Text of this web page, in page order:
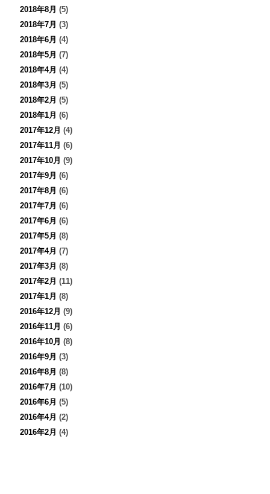
2018年8月 (5)
2018年7月 (3)
2018年6月 (4)
2018年5月 (7)
2018年4月 (4)
2018年3月 (5)
2018年2月 (5)
2018年1月 (6)
2017年12月 (4)
2017年11月 (6)
2017年10月 (9)
2017年9月 (6)
2017年8月 (6)
2017年7月 (6)
2017年6月 (6)
2017年5月 (8)
2017年4月 (7)
2017年3月 (8)
2017年2月 (11)
2017年1月 (8)
2016年12月 (9)
2016年11月 (6)
2016年10月 (8)
2016年9月 (3)
2016年8月 (8)
2016年7月 (10)
2016年6月 (5)
2016年4月 (2)
2016年2月 (4)